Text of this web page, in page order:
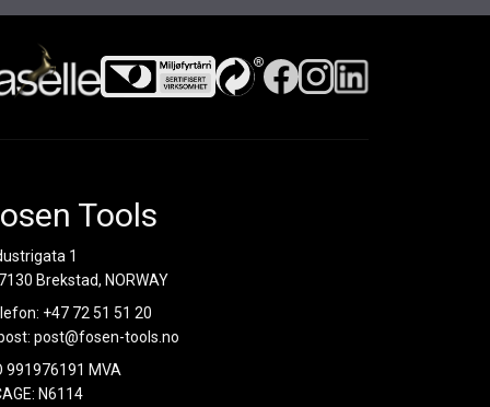
Tools
1
Brekstad, NORWAY
+47 72 51 51 20
post@fosen-tools.no
991976191 MVA
N6114